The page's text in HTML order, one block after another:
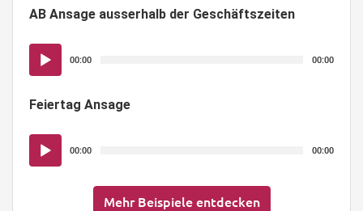
AB Ansage ausserhalb der Geschäftszeiten
Audio-
Player
00:00 00:00
Feiertag Ansage
Audio-
Player
00:00 00:00
Mehr Beispiele entdecken